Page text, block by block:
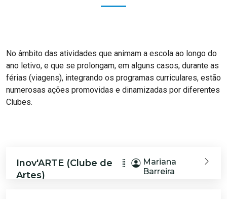
No âmbito das atividades que animam a escola ao longo do
ano letivo, e que se prolongam, em alguns casos, durante as
férias (viagens), integrando os programas curriculares, estão
numerosas ações promovidas e dinamizadas por diferentes
Clubes.
Inov'ARTE (Clube de
Artes)
Mariana
Barreira